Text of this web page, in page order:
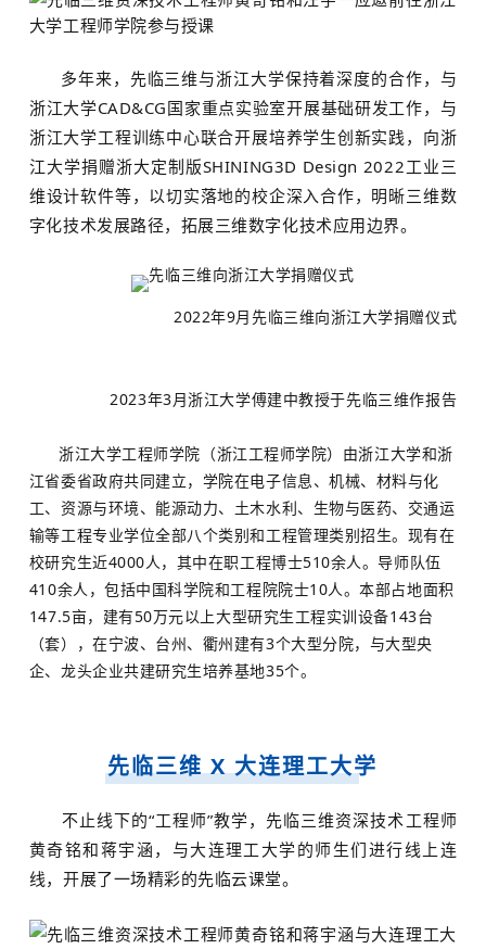
多年来，先临三维与浙江大学保持着深度的合作，与
浙江大学CAD&CG国家重点实验室开展基础研发工作，与
浙江大学工程训练中心联合开展培养学生创新实践，向浙
江大学捐赠浙大定制版SHINING3D Design 2022工业三
维设计软件等，以切实落地的校企深入合作，明晰三维数
字化技术发展路径，拓展三维数字化技术应用边界。
2022年9月先临三维向浙江大学捐赠仪式
2023年3月浙江大学傅建中教授于先临三维作报告
浙江大学工程师学院（浙江工程师学院）由浙江大学和浙
江省委省政府共同建立，学院在电子信息、机械、材料与化
工、资源与环境、能源动力、土木水利、生物与医药、交通运
输等工程专业学位全部八个类别和工程管理类别招生。现有在
校研究生近4000人，其中在职工程博士510余人。导师队伍
410余人，包括中国科学院和工程院院士10人。本部占地面积
147.5亩，建有50万元以上大型研究生工程实训设备143台
（套），在宁波、台州、衢州建有3个大型分院，与大型央
企、龙头企业共建研究生培养基地35个。
先临三维 X 大连理工大学
不止线下的“工程师”教学，先临三维资深技术工程师
黄奇铭和蒋宇涵，与大连理工大学的师生们进行线上连
线，开展了一场精彩的先临云课堂。